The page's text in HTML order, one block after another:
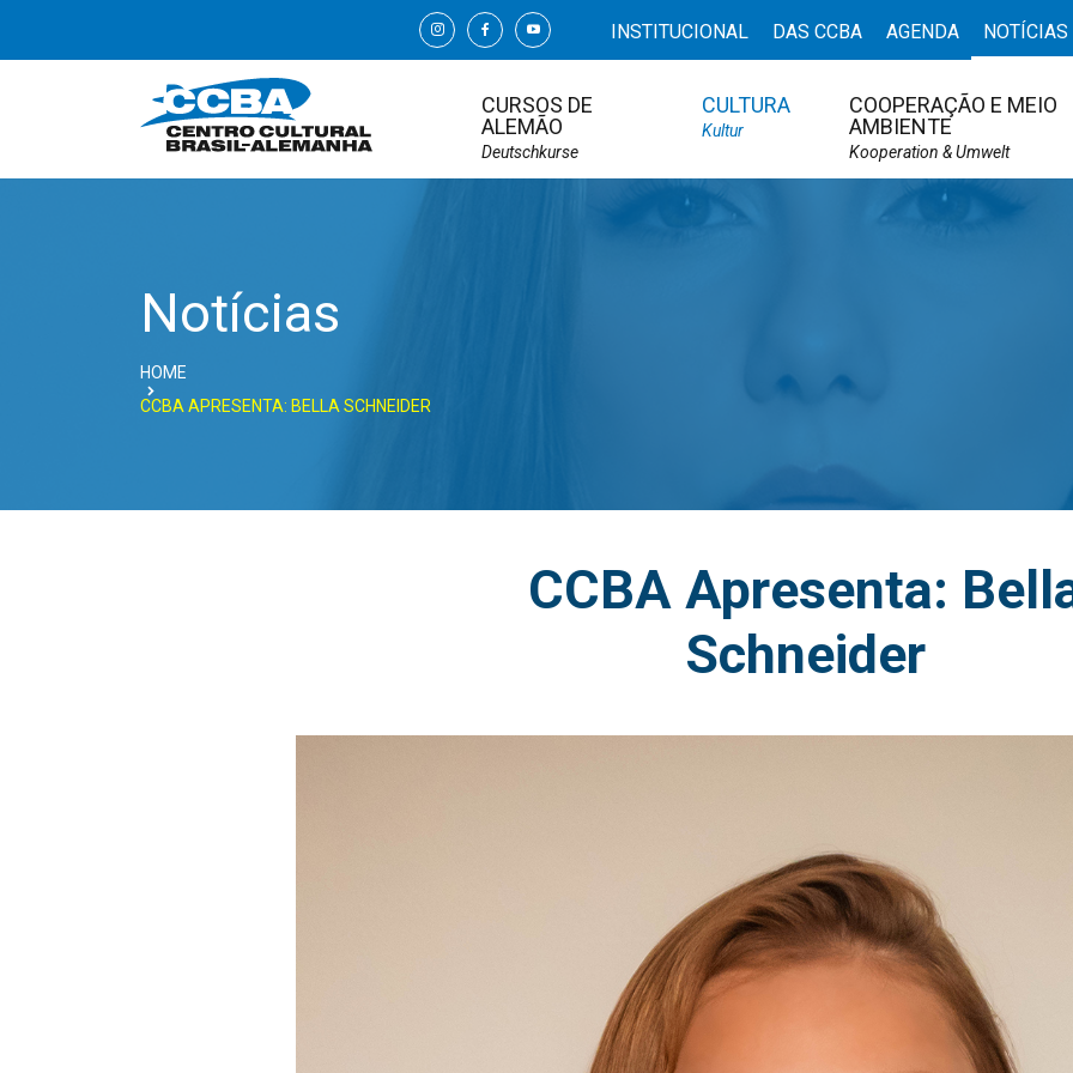
INSTITUCIONAL DAS CCBA AGENDA NOTÍCIAS
CURSOS DE
ALEMÃO
Deutschkurse
CULTURA
Kultur
COOPERAÇÃO E MEIO
AMBIENTE
Kooperation & Umwelt
Notícias
HOME
CCBA APRESENTA: BELLA SCHNEIDER
CCBA Apresenta:
Schneider